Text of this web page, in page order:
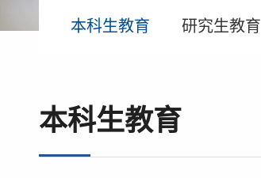
本科生教育 研究生教育
本科生教育